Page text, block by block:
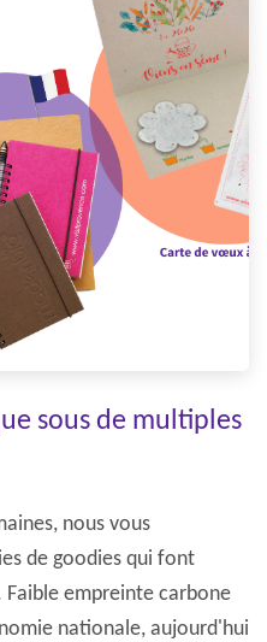
sous de multiples
nous vous
de goodies qui font
empreinte carbone
nationale, aujourd'hui